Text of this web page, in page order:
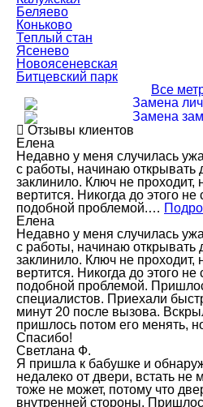
Беляево
Коньково
Теплый стан
Ясенево
Новоясеневская
Битцевский парк
Все
Замена
Замена
Отзывы клиентов
Елена
Недавно у меня случилась
с работы, начинаю открывать
заклинило. Ключ не проходит,
вертится. Никогда до этого не
подобной проблемой.…
Елена
Недавно у меня случилась
с работы, начинаю открывать
заклинило. Ключ не проходит,
вертится. Никогда до этого не
подобной проблемой.
специалистов. Приехали
минут 20 после вызова.
пришлось потом его менять,
Спасибо!
Светлана Ф.
Я пришла к бабушке и
недалеко от двери, встать не
тоже не может, потому что
внутренней стороны.